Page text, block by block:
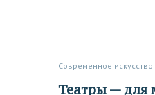
Современное искусство
Театры — для молодых и не